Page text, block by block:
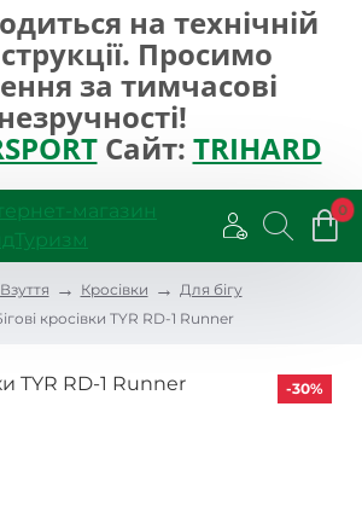
на технічній
Просимо
за тимчасові
незручності!
Сайт: TRIHARD
0
Взуття Кросівки
Для бігу
кросівки TYR RD-1 Runner
-30%